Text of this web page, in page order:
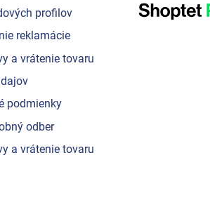
profilov
reklamácie
a vrátenie tovaru
podmienky
odber
a vrátenie tovaru